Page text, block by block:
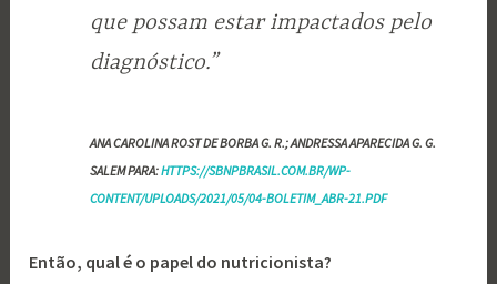
que possam estar impactados pelo
diagnóstico.”
ANA CAROLINA ROST DE BORBA G. R.; ANDRESSA APARECIDA G. G.
SALEM PARA:HTTPS://SBNPBRASIL.COM.BR/WP-
CONTENT/UPLOADS/2021/05/04-BOLETIM_ABR-21.PDF
Então, qual é o papel do nutricionista?